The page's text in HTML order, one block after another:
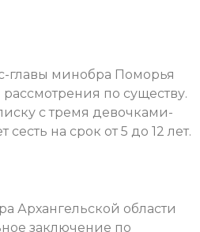
главы минобра Поморья
по существу.
с тремя девочками-
на срок от 5 до 12 лет.
Архангельской области
заключение по